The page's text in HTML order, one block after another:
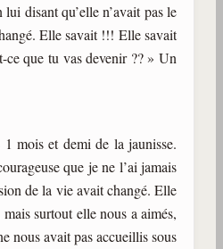
disant qu’elle n’avait pas le
Elle savait !!! Elle savait
ce que tu vas devenir ?? » Un
mois et demi de la jaunisse.
que je ne l’ai jamais
de la vie avait changé. Elle
surtout elle nous a aimés,
nous avait pas accueillis sous